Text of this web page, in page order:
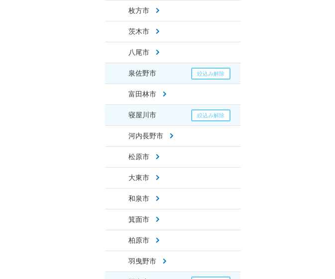
枚方市
茨木市
八尾市
泉佐野市
富田林市
寝屋川市
河内長野市
松原市
大東市
和泉市
箕面市
柏原市
羽曳野市